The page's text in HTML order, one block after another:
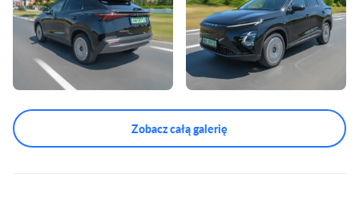
Zobacz całą galerię